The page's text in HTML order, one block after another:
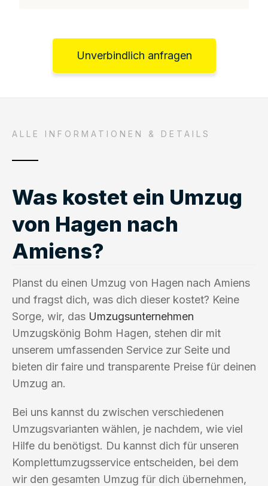
Unverbindlich anfragen
ALLE INFORMATIONEN & DETAILS
Was kostet ein Umzug
von Hagen nach
Amiens?
Planst du einen Umzug von Hagen nach Amiens
und fragst dich, was dich dieser kostet? Keine
Sorge, wir, das Umzugsunternehmen
Umzugskönig Bohm Hagen, stehen dir mit
unserem umfassenden Service zur Seite und
bieten dir faire und transparente Preise für deinen
Umzug an.
Bei uns kannst du zwischen verschiedenen
Umzugsvarianten wählen, je nachdem, wie viel
Hilfe du benötigst. Du kannst dich für unseren
Komplettumzugsservice entscheiden, bei dem
wir den gesamten Umzug für dich übernehmen,